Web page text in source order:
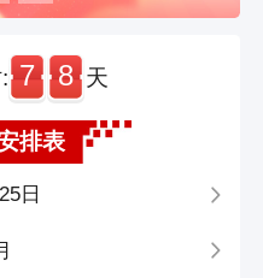
7 8 天
排表
日